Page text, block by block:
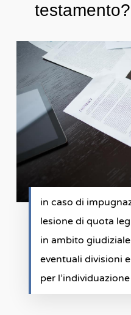
testamento?
in caso di
lesione di quota
in ambito
eventuali divisioni
per